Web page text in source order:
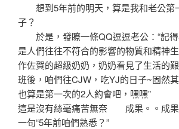
想到5年前的明天，算是我和老公第一
子？
於是，發瞭一條QQ逗逗老公：“記得
是人們往往不符合的影響的物質和精神
作佐賀的超級奶奶，奶奶看見了生活的
班後，咱們往CJW，吃YJ的日子~固然
也算是第一次的2人約會吧，嘿嘿”
這是沒有絲毫痛苦無奈 成果。。成果
一句“5年前咱們熟悉？”